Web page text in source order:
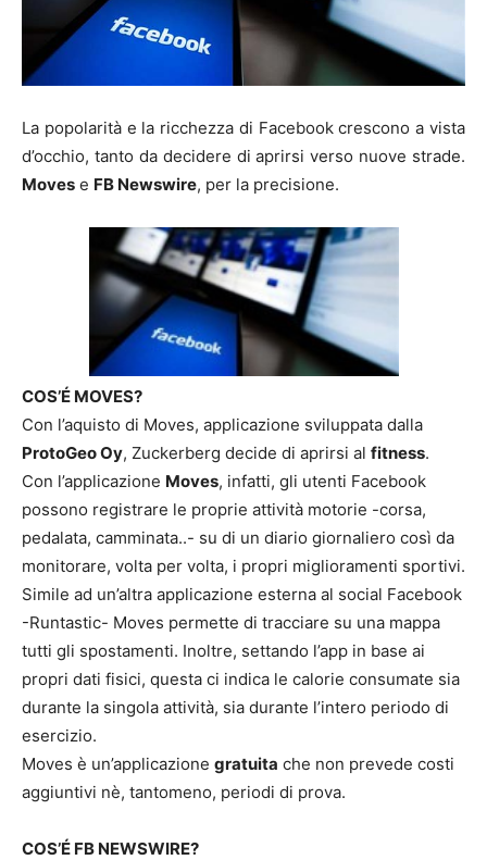
La popolarità e la ricchezza di Facebook crescono a vista
d’occhio, tanto da decidere di aprirsi verso nuove strade.
Moves e FB Newswire, per la precisione.
COS’É MOVES?
Con l’aquisto di Moves, applicazione sviluppata dalla
ProtoGeo Oy, Zuckerberg decide di aprirsi al fitness.
Con l’applicazione Moves, infatti, gli utenti Facebook
possono registrare le proprie attività motorie -corsa,
pedalata, camminata..- su di un diario giornaliero così da
monitorare, volta per volta, i propri miglioramenti sportivi.
Simile ad un’altra applicazione esterna al social Facebook
-Runtastic- Moves permette di tracciare su una mappa
tutti gli spostamenti. Inoltre, settando l’app in base ai
propri dati fisici, questa ci indica le calorie consumate sia
durante la singola attività, sia durante l’intero periodo di
esercizio.
Moves è un’applicazione gratuita che non prevede costi
aggiuntivi nè, tantomeno, periodi di prova.
COS’É FB NEWSWIRE?